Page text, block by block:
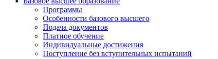
Программы
Особенности базового высшего
Подача документов
Платное обучение
Индивидуальные достижения
Поступление без вступительных испытаний